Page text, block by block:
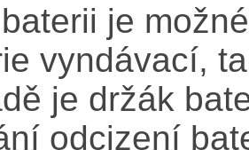
je
vyndávací,
je držák
odcizení